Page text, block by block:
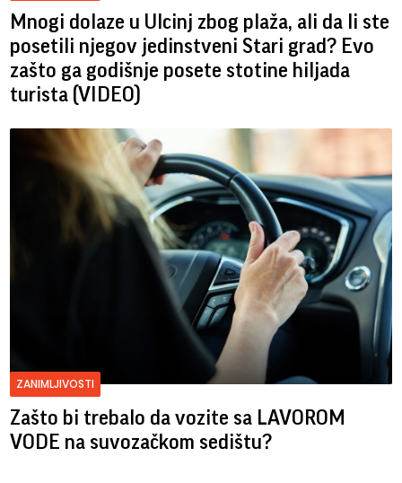
Mnogi dolaze u Ulcinj zbog plaža, ali da li ste
posetili njegov jedinstveni Stari grad? Evo
zašto ga godišnje posete stotine hiljada
turista (VIDEO)
ZANIMLJIVOSTI
Zašto bi trebalo da vozite sa LAVOROM
VODE na suvozačkom sedištu?